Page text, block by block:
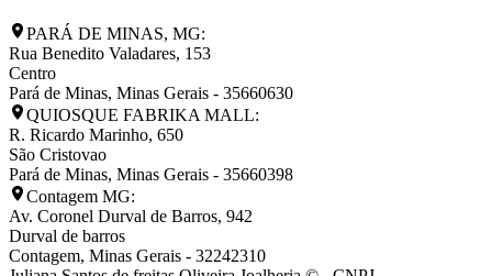
PARÁ DE MINAS, MG:
Rua Benedito Valadares, 153
Centro
Pará de Minas, Minas Gerais - 35660630
QUIOSQUE FABRIKA MALL:
R. Ricardo Marinho, 650
São Cristovao
Pará de Minas, Minas Gerais - 35660398
Contagem MG:
Av. Coronel Durval de Barros, 942
Durval de barros
Contagem, Minas Gerais - 32242310